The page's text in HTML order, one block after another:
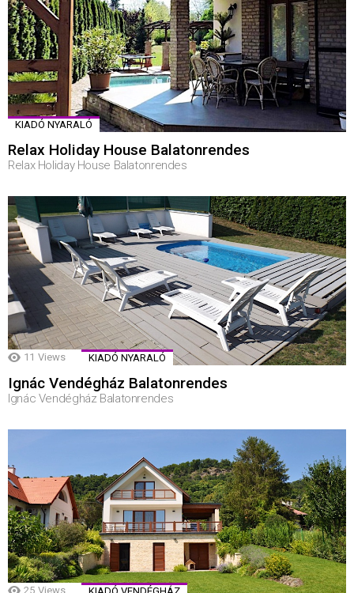
KIADÓ NYARALÓ
Relax Holiday House Balatonrendes
Relax Holiday House Balatonrendes
11 Views KIADÓ NYARALÓ
Ignác Vendégház Balatonrendes
Ignác Vendégház Balatonrendes
25 Views